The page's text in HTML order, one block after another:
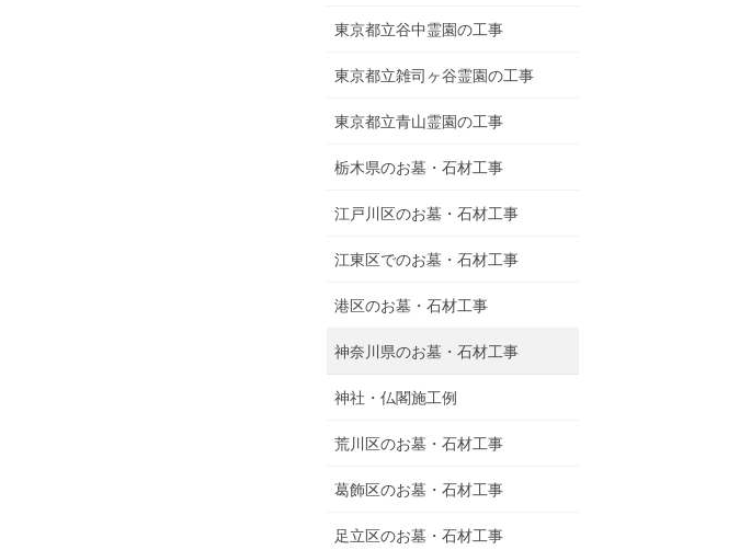
東京都立谷中霊園の工事
東京都立雑司ヶ谷霊園の工事
東京都立青山霊園の工事
栃木県のお墓・石材工事
江戸川区のお墓・石材工事
江東区でのお墓・石材工事
港区のお墓・石材工事
神奈川県のお墓・石材工事
神社・仏閣施工例
荒川区のお墓・石材工事
葛飾区のお墓・石材工事
足立区のお墓・石材工事